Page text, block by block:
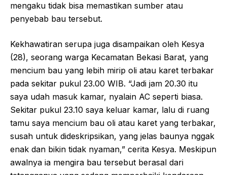
mengaku tidak bisa memastikan sumber atau
penyebab bau tersebut.
Kekhawatiran serupa juga disampaikan oleh Kesya
(28), seorang warga Kecamatan Bekasi Barat, yang
mencium bau yang lebih mirip oli atau karet terbakar
pada sekitar pukul 23.00 WIB. “Jadi jam 20.30 itu
saya udah masuk kamar, nyalain AC seperti biasa.
Sekitar pukul 23.10 saya keluar kamar, lalu di ruang
tamu saya mencium bau oli atau karet yang terbakar,
susah untuk dideskripsikan, yang jelas baunya nggak
enak dan bikin tidak nyaman,” cerita Kesya. Meskipun
awalnya ia mengira bau tersebut berasal dari